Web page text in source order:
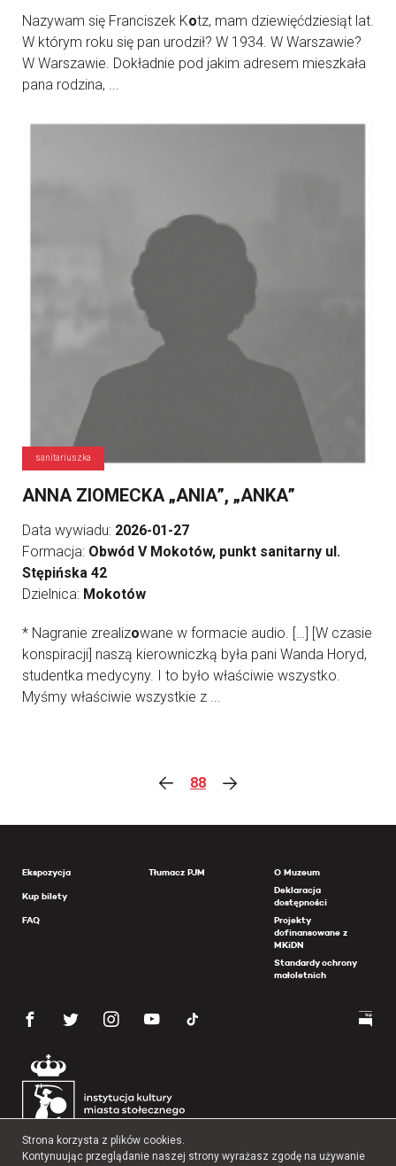
Nazywam się Franciszek Kotz, mam dziewięćdziesiąt lat.
W którym roku się pan urodził? W 1934. W Warszawie?
W Warszawie. Dokładnie pod jakim adresem mieszkała
pana rodzina, ...
sanitariuszka
ANNA ZIOMECKA „ANIA”, „ANKA”
Data wywiadu: 2026-01-27
Formacja: Obwód V Mokotów, punkt sanitarny ul.
Stępińska 42
Dzielnica: Mokotów
* Nagranie zrealizowane w formacie audio. […] [W czasie
konspiracji] naszą kierowniczką była pani Wanda Horyd,
studentka medycyny. I to było właściwie wszystko.
Myśmy właściwie wszystkie z ...
88
Ekspozycja
Kup bilety
FAQ
Tłumacz PJM
O Muzeum
Deklaracja
dostępności
Projekty
dofinansowane z
MKiDN
Standardy ochrony
małoletnich
Strona korzysta z plików cookies.
Kontynuując przeglądanie naszej strony wyrażasz zgodę na używanie